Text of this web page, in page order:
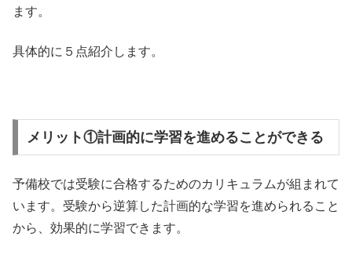
ます。
具体的に５点紹介します。
メリット①計画的に学習を進めることができる
予備校では受験に合格するためのカリキュラムが組まれて
います。受験から逆算した計画的な学習を進められること
から、効果的に学習できます。